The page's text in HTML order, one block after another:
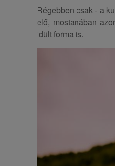
Régebben csak - a
elő, mostanában
idült forma is.